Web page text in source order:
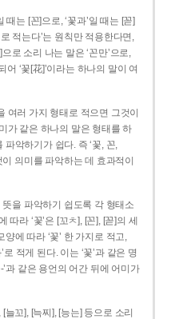
때는 [꼰]으로, ‘꽃과’일 때는 [꼳]
적는다’는 원칙만 적용한다면,
로 소리 나는 말은 ‘꼰만’으로,
어 ‘꽃[花]’이라는 하나의 말이 여
여러 가지 형태로 적으면 그것이
가 같은 하나의 말은 형태를 하
악하기가 쉽다. 즉 ‘꽃, 꼰,
이 의미를 파악하는 데 효과적이
뜻을 파악하기 쉽도록 각 형태소
라 ‘꽃’은 [꼬ㅊ], [꼰], [꼳]의 세
에 따라 ‘꽃’ 한 가지로 적고,
로 적게 된다. 이는 ‘꽃’과 같은 명
과 같은 용언의 어간 뒤에 어미가
늘꼬], [늑찌], [능는] 등으로 소리